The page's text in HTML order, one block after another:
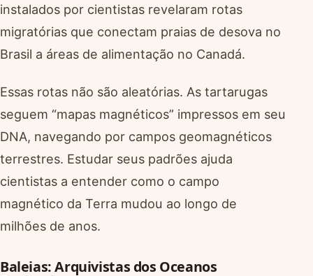
instalados por cientistas revelaram rotas
migratórias que conectam praias de desova no
Brasil a áreas de alimentação no Canadá.
Essas rotas não são aleatórias. As tartarugas
seguem “mapas magnéticos” impressos em seu
DNA, navegando por campos geomagnéticos
terrestres. Estudar seus padrões ajuda
cientistas a entender como o campo
magnético da Terra mudou ao longo de
milhões de anos.
Baleias: Arquivistas dos Oceanos